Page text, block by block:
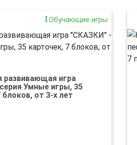
Обучающие игры
развивающая игра
Умные игры, 35
блоков, от 3-х лет